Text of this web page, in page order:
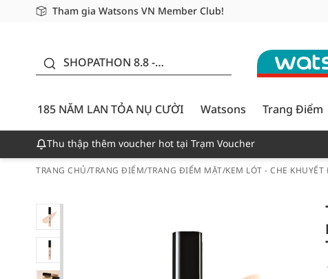
Tham gia Watsons VN Member Club!
Miễn phí giao hàng cho đơn hàng từ 249,000Đ
Giao hàng nhanh 24h - Áp dụng khu vực TP. Hồ Chí Minh
SHOPATHON 8.8 -
CƯỜI - GIẢM ĐẾN
50%
185 NĂM LAN TỎA NỤ CƯỜI
Watsons Trang Điểm
Thu thập thêm voucher hot tại Trạm Voucher
TRANG CHỦ/TRANG ĐIỂM/TRANG ĐIỂM MẶT/KEM LÓT - CHE KHUYẾT